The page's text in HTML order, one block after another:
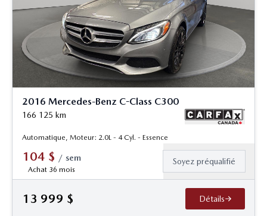
2016 Mercedes-Benz C-Class C300
166 125 km
Automatique, Moteur: 2.0L - 4 Cyl. - Essence
104 $ / sem
Achat 36 mois
Soyez préqualifié
13 999 $ Détails